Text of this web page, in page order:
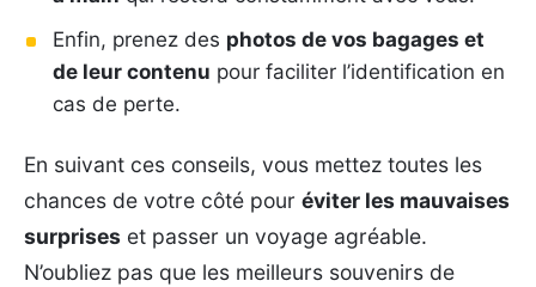
Enfin, prenez des photos de vos bagages et
de leur contenu pour faciliter l’identification en
cas de perte.
En suivant ces conseils, vous mettez toutes les
chances de votre côté pour éviter les mauvaises
surprises et passer un voyage agréable.
N’oubliez pas que les meilleurs souvenirs de